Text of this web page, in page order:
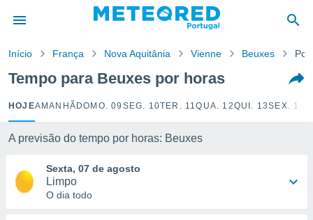
da
foi
as
fornecidas
Início França Nova Aquitânia Vienne Beuxes Por
Tempo para Beuxes por horas
HOJEAMANHÃ DOMO. 09 SEG. 10TER. 11QUA. 12QUI. 13SEX. 14
A previsão do tempo por horas: Beuxes
Sexta, 07 de agosto
Limpo
O dia todo